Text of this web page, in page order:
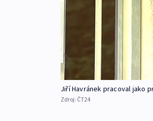
Jiří Havránek pracoval jako
Zdroj: ČT24